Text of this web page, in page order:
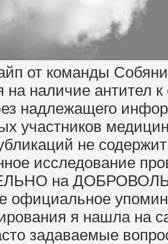
от команды
на наличие антител
надлежащего
участников
не
исследование
на
официальное
я нашла на
задаваемые